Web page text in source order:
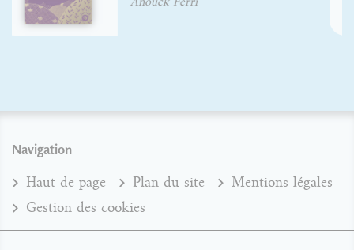
Navigation
Haut de page Plan du site
Mentions légales
Gestion des cookies